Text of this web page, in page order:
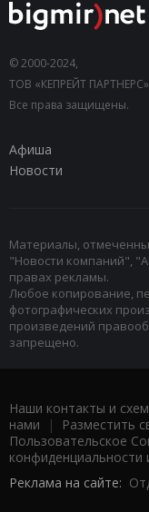
© 2000-2024,
ТОВ «КЕПРЕЙТ
Все права защищены.
Афиша
Новости
Материалы,
"Новости компаний",
правах рекламы.
Любое копирование,
фотографических
произведений
запрещено.
Наши контакты и
нами | Разместить
Пользовательское
конфиденциальности
Реклама на сайте: